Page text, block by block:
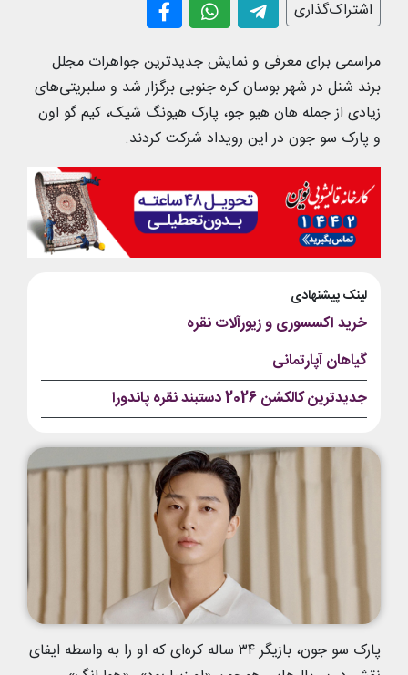
اشتراک‌گذاری
مراسمی برای معرفی و نمایش جدیدترین جواهرات مجلل
برند شنل در شهر بوسان کره جنوبی برگزار شد و سلبریتی‌های
زیادی از جمله هان هیو جو، پارک هیونگ شیک، کیم گو اون
و پارک سو جون در این رویداد شرکت کردند.
لینک پیشنهادی
خرید اکسسوری و زیورآلات نقره
گیاهان آپارتمانی
جدیدترین کالکشن 2026 دستبند نقره پاندورا
پارک سو جون، بازیگر ۳۴ ساله کره‌ای که او را به واسطه ایفای